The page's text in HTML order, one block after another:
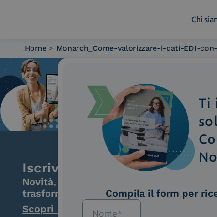
Chi
Chi siamo
Cosa facciamo
Piattaforme
Industry
News e Media
Contattaci
Home > Monarch_Come-valorizzare-i-dati-EDI-
Iscriviti alla newsletter
Novità, iniziative ed eventi dal mondo
trasformazione digitale.
Scopri InNews
Ti
Compila il form per